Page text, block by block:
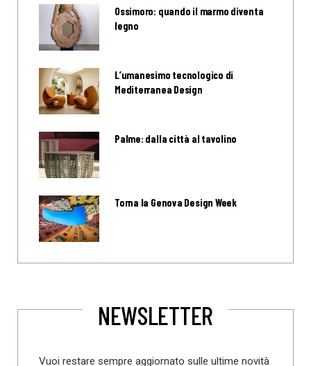
Ossimoro: quando il marmo diventa
legno
L’umanesimo tecnologico di
Mediterranea Design
Palme: dalla città al tavolino
Torna la Genova Design Week
NEWSLETTER
Vuoi restare sempre aggiornato sulle ultime novità